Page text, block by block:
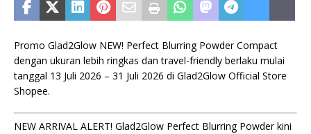
Promo Glad2Glow NEW! Perfect Blurring Powder Compact
dengan ukuran lebih ringkas dan travel-friendly berlaku mulai
tanggal 13 Juli 2026 – 31 Juli 2026 di Glad2Glow Official Store
Shopee.
NEW ARRIVAL ALERT! Glad2Glow Perfect Blurring Powder kini